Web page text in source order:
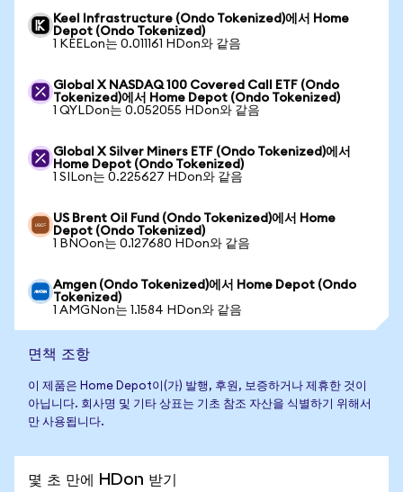
Keel Infrastructure (Ondo Tokenized)에서 Home
Depot (Ondo Tokenized)
1 KEELon는 0.011161 HDon와 같음
Global X NASDAQ 100 Covered Call ETF (Ondo
Tokenized)에서 Home Depot (Ondo Tokenized)
1 QYLDon는 0.052055 HDon와 같음
Global X Silver Miners ETF (Ondo Tokenized)에서
Home Depot (Ondo Tokenized)
1 SILon는 0.225627 HDon와 같음
US Brent Oil Fund (Ondo Tokenized)에서 Home
Depot (Ondo Tokenized)
1 BNOon는 0.127680 HDon와 같음
Amgen (Ondo Tokenized)에서 Home Depot (Ondo
Tokenized)
1 AMGNon는 1.1584 HDon와 같음
면책 조항
이 제품은 Home Depot이(가) 발행, 후원, 보증하거나 제휴한 것이
아닙니다. 회사명 및 기타 상표는 기초 참조 자산을 식별하기 위해서
만 사용됩니다.
몇 초 만에 HDon 받기